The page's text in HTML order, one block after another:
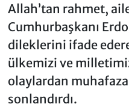
Allah’tan rahmet,
Cumhurbaşkanı
dileklerini ifade
ülkemizi ve
olaylardan
sonlandırdı.